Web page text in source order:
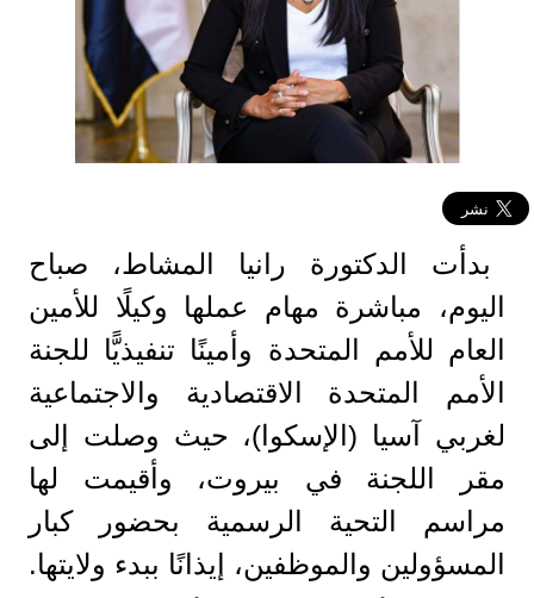
بدأت الدكتورة رانيا المشاط، صباح
اليوم، مباشرة مهام عملها وكيلًا للأمين
العام للأمم المتحدة وأمينًا تنفيذيًّا للجنة
الأمم المتحدة الاقتصادية والاجتماعية
لغربي آسيا (الإسكوا)، حيث وصلت إلى
مقر اللجنة في بيروت، وأقيمت لها
مراسم التحية الرسمية بحضور كبار
المسؤولين والموظفين، إيذانًا ببدء ولايتها.